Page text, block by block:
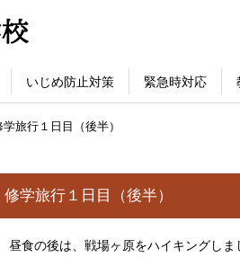
いじめ防止対策 緊急時対応
学旅行１日目（後半）
修学旅行１日目（後半）
昼食の後は、戦場ヶ原をハイキングしま